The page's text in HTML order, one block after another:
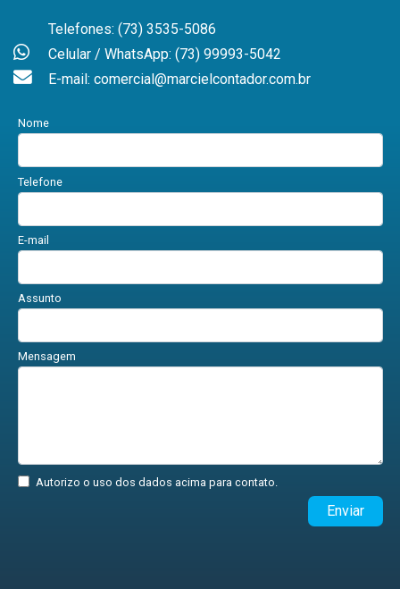
Telefones: (73) 3535-5086
Celular / WhatsApp: (73) 99993-5042
E-mail: comercial@marcielcontador.com.br
Nome
Telefone
E-mail
Assunto
Mensagem
Autorizo o uso dos dados acima para contato.
Enviar